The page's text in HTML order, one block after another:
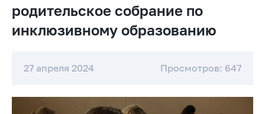
родительское собрание по
инклюзивному образованию
27 апреля 2024 Просмотров: 647